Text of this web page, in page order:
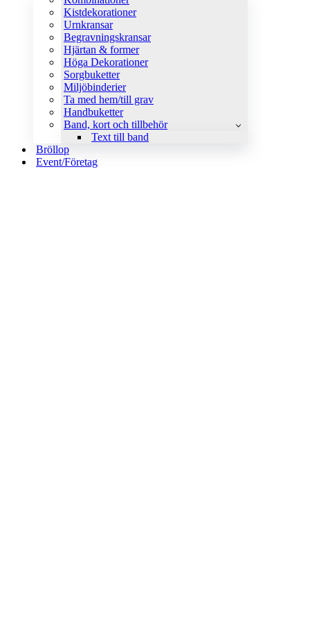
Kistdekorationer
Urnkransar
Begravningskransar
Hjärtan & former
Höga Dekorationer
Sorgbuketter
Miljöbinderier
Ta med hem/till grav
Handbuketter
Band, kort och tillbehör
Text till band
Bröllop
Event/Företag